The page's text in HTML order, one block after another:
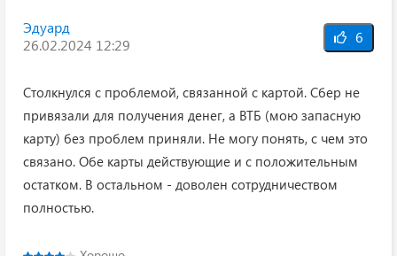
Эдуард
26.02.2024 12:29
6
Столкнулся с проблемой, связанной с картой. Сбер не
привязали для получения денег, а ВТБ (мою запасную
карту) без проблем приняли. Не могу понять, с чем это
связано. Обе карты действующие и с положительным
остатком. В остальном - доволен сотрудничеством
полностью.